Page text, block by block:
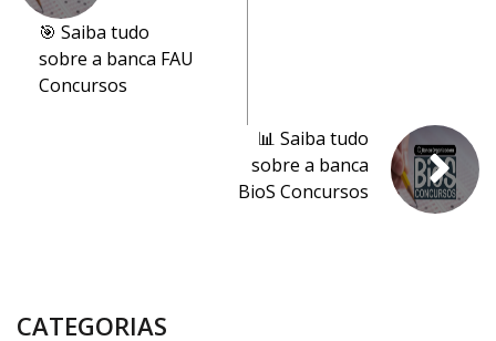
🎯 Saiba tudo
sobre a banca FAU
Concursos
📊 Saiba tudo
sobre a banca
BioS Concursos
CATEGORIAS